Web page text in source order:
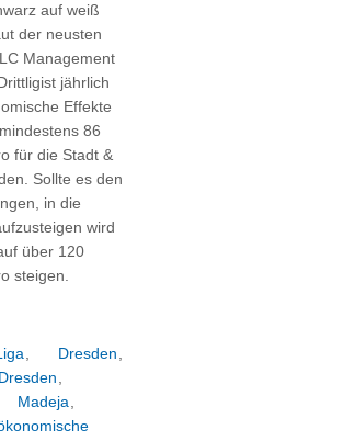
auf weiß
der neusten
Management
jährlich
Effekte
86
für die Stadt &
Sollte es den
in die
wird
über 120
steigen.
, Dresden ,
,
Madeja,